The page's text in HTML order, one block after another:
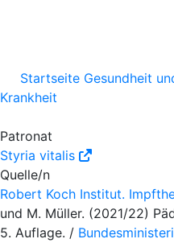
Startseite Gesundheit
Krankheit
Patronat
Styria vitalis
Quelle/n
Robert Koch Institut.
und M. Müller. (2021/22)
5. Auflage. /